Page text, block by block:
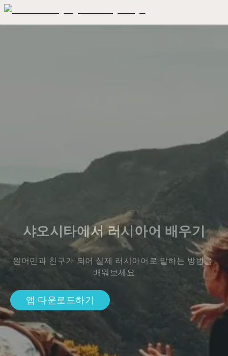
샤오시타에서 러시아어 배우기
원어민과 친구가 되어 실제 러시아어로 말하는 방법을
배워보세요
앱 다운로드하기